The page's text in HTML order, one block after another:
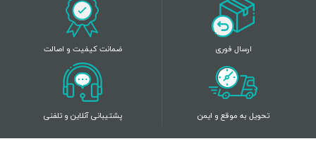
ارسال فوری ضمانت کیفیت و اصالت
تحویل به موقع و ایمن پشتیبانی آنلاین و تلفنی